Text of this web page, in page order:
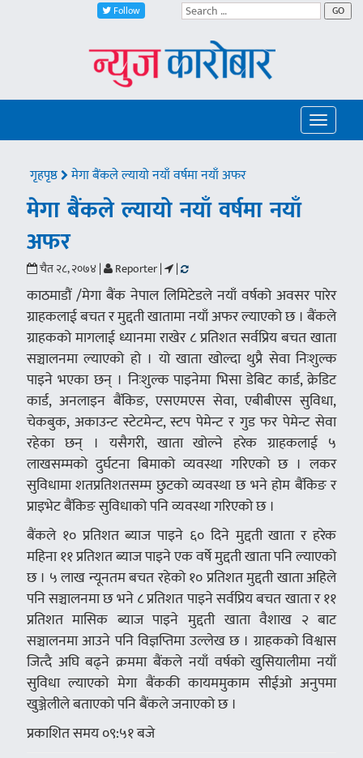
Follow GO
Toggle
गृहपृष्ठ मेगा बैंकले ल्यायो नयाँ वर्षमा नयाँ अफर
मेगा बैंकले ल्यायो नयाँ वर्षमा नयाँ
अफर
चैत २८, २०७४ | Reporter | |
काठमाडौं /मेगा बैंक नेपाल लिमिटेडले नयाँ वर्षको अवसर पारेर
ग्राहकलाई बचत र मुद्दती खातामा नयाँ अफर ल्याएको छ । बैंकले
ग्राहकको मागलाई ध्यानमा राखेर ८ प्रतिशत सर्वप्रिय बचत खाता
सञ्चालनमा ल्याएको हो । यो खाता खोल्दा थुप्रै सेवा निःशुल्क
पाइने भएका छन् । निःशुल्क पाइनेमा भिसा डेबिट कार्ड, क्रेडिट
कार्ड, अनलाइन बैंकिङ, एसएमएस सेवा, एबीबीएस सुविधा,
चेकबुक, अकाउन्ट स्टेटमेन्ट, स्टप पेमेन्ट र गुड फर पेमेन्ट सेवा
रहेका छन् । यसैगरी, खाता खोल्ने हरेक ग्राहकलाई ५
लाखसम्मको दुर्घटना बिमाको व्यवस्था गरिएको छ । लकर
सुविधामा शतप्रतिशतसम्म छुटको व्यवस्था छ भने होम बैंकिङ र
प्राइभेट बैंकिङ सुविधाको पनि व्यवस्था गरिएको छ ।
बैंकले १० प्रतिशत ब्याज पाइने ६० दिने मुद्दती खाता र हरेक
महिना ११ प्रतिशत ब्याज पाइने एक वर्षे मुद्दती खाता पनि ल्याएको
छ । ५ लाख न्यूनतम बचत रहेको १० प्रतिशत मुद्दती खाता अहिले
पनि सञ्चालनमा छ भने ८ प्रतिशत पाइने सर्वप्रिय बचत खाता र ११
प्रतिशत मासिक ब्याज पाइने मुद्दती खाता वैशाख २ बाट
सञ्चालनमा आउने पनि विज्ञप्तिमा उल्लेख छ । ग्राहकको विश्वास
जित्दै अघि बढ्ने क्रममा बैंकले नयाँ वर्षको खुसियालीमा नयाँ
सुविधा ल्याएको मेगा बैंककी कायममुकाम सीईओ अनुपमा
खुञ्जेलीले बताएको पनि बैंकले जनाएको छ ।
प्रकाशित समय ०९:५१ बजे